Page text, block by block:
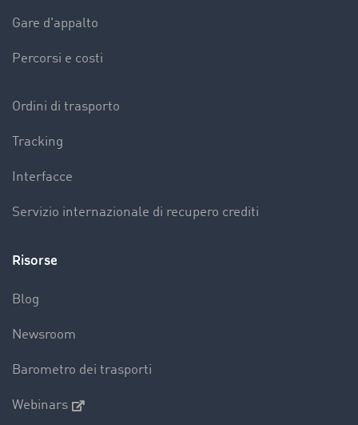
Gare d'appalto
Percorsi e costi
Ordini di trasporto
Tracking
Interfacce
Servizio internazionale di recupero crediti
Risorse
Blog
Newsroom
Barometro dei trasporti
Webinars